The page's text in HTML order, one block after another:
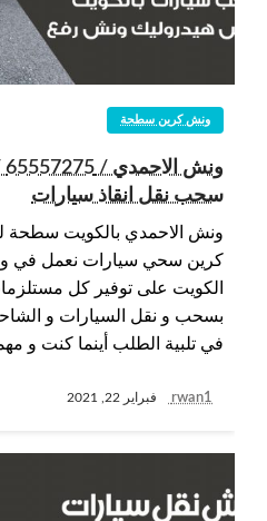
ونش كرين سطحة
سحب نقل انقاذ سيارات
ونش الاحمدي بالكويت سطحة
كرين سحي سيارات نعمل في
الكويت على توفير كل
بسحب و نقل السيارات و
في تلبية الطلب أينما كنت و
rwan1 فبراير 22, 2021